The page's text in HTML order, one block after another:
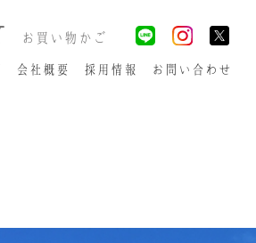
お買い物かご
会社概要 採用情報 お問い合わせ